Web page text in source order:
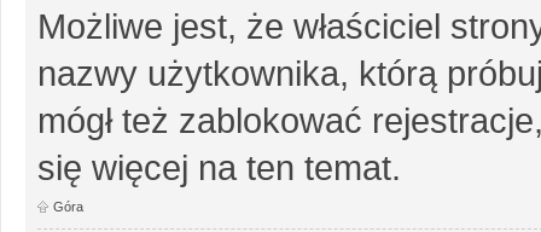
Możliwe jest, że właściciel
nazwy użytkownika, którą
mógł też zablokować
się więcej na ten temat.
Góra